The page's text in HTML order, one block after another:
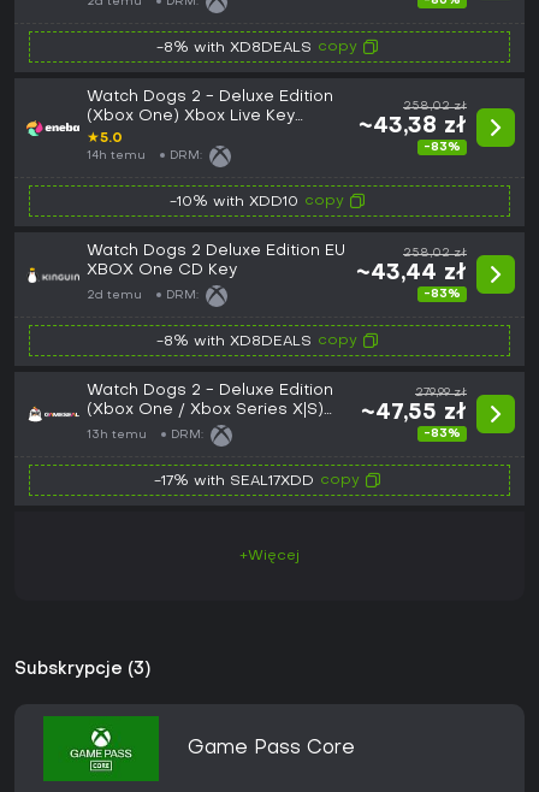
2d temu DRM:
-8% with XD8DEALS copy
Watch Dogs 2 - Deluxe Edition
(Xbox One) Xbox Live Key
EUROPE
★5.0
14h temu DRM:
258,02 zł
~43,38 zł
-83%
-10% with XDD10 copy
Watch Dogs 2 Deluxe Edition EU
XBOX One CD Key
2d temu DRM:
258,02 zł
~43,44 zł
-83%
-8% with XD8DEALS copy
Watch Dogs 2 - Deluxe Edition
(Xbox One / Xbox Series X|S)
Xbox Live Key - EU
13h temu DRM:
279,99 zł
~47,55 zł
-83%
-17% with SEAL17XDD copy
+Więcej
Subskrypcje (3)
Game Pass Core